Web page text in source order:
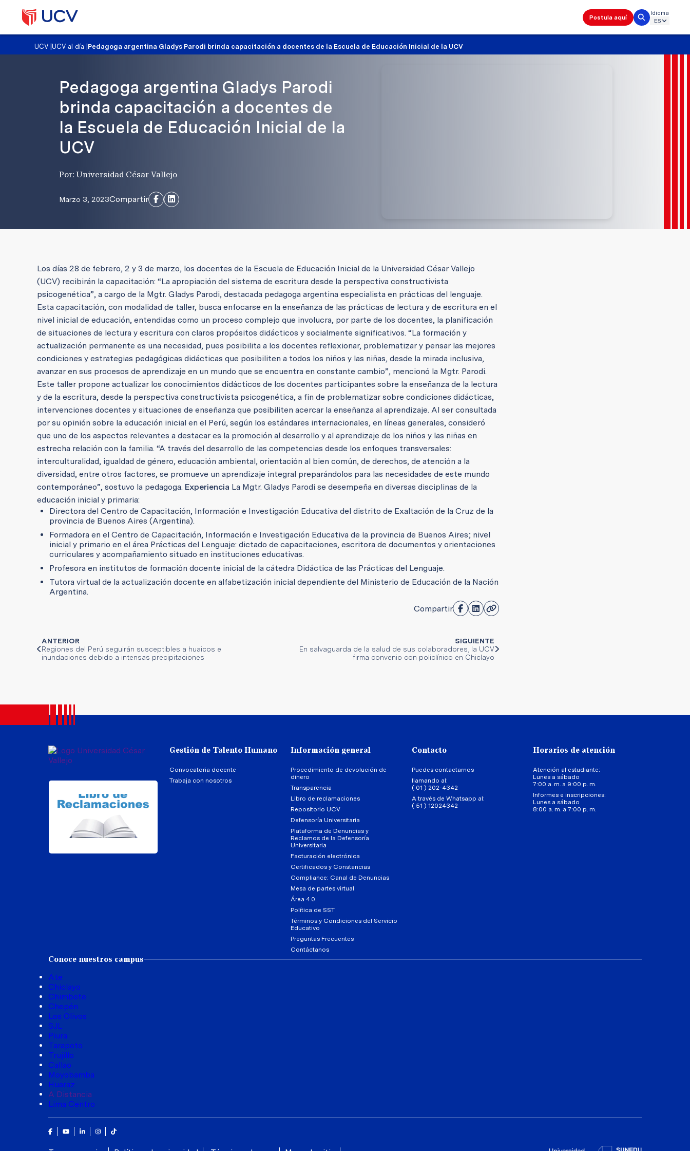
Postula aquí
Idioma
UCV |UCV al día Pedagoga argentina Gladys Parodi brinda capacitación a docentes de la Escuela de Educación Inicial de la UCV
Pedagoga argentina Gladys Parodi
brinda capacitación a docentes de
la Escuela de Educación Inicial de la
UCV
Por: Universidad César Vallejo
Marzo 3, 2023Compartir
Los días 28 de febrero, 2 y 3 de marzo, los docentes de la Escuela de Educación Inicial de la Universidad César Vallejo
(UCV) recibirán la capacitación: “La apropiación del sistema de escritura desde la perspectiva constructivista
psicogenética”, a cargo de la Mgtr. Gladys Parodi, destacada pedagoga argentina especialista en prácticas del lenguaje.
Esta capacitación, con modalidad de taller, busca enfocarse en la enseñanza de las prácticas de lectura y de escritura en el
nivel inicial de educación, entendidas como un proceso complejo que involucra, por parte de los docentes, la planificación
de situaciones de lectura y escritura con claros propósitos didácticos y socialmente significativos. “La formación y
actualización permanente es una necesidad, pues posibilita a los docentes reflexionar, problematizar y pensar las mejores
condiciones y estrategias pedagógicas didácticas que posibiliten a todos los niños y las niñas, desde la mirada inclusiva,
avanzar en sus procesos de aprendizaje en un mundo que se encuentra en constante cambio”, mencionó la Mgtr. Parodi.
Este taller propone actualizar los conocimientos didácticos de los docentes participantes sobre la enseñanza de la lectura
y de la escritura, desde la perspectiva constructivista psicogenética, a fin de problematizar sobre condiciones didácticas,
intervenciones docentes y situaciones de enseñanza que posibiliten acercar la enseñanza al aprendizaje. Al ser consultada
por su opinión sobre la educación inicial en el Perú, según los estándares internacionales, en líneas generales, consideró
que uno de los aspectos relevantes a destacar es la promoción al desarrollo y al aprendizaje de los niños y las niñas en
estrecha relación con la familia. “A través del desarrollo de las competencias desde los enfoques transversales:
interculturalidad, igualdad de género, educación ambiental, orientación al bien común, de derechos, de atención a la
diversidad, entre otros factores, se promueve un aprendizaje integral preparándolos para las necesidades de este mundo
contemporáneo”, sostuvo la pedagoga. Experiencia La Mgtr. Gladys Parodi se desempeña en diversas disciplinas de la
educación inicial y primaria:
Directora del Centro de Capacitación, Información e Investigación Educativa del distrito de Exaltación de la Cruz de la
provincia de Buenos Aires (Argentina).
Formadora en el Centro de Capacitación, Información e Investigación Educativa de la provincia de Buenos Aires; nivel
inicial y primario en el área Prácticas del Lenguaje: dictado de capacitaciones, escritora de documentos y orientaciones
curriculares y acompañamiento situado en instituciones educativas.
Profesora en institutos de formación docente inicial de la cátedra Didáctica de las Prácticas del Lenguaje.
Tutora virtual de la actualización docente en alfabetización inicial dependiente del Ministerio de Educación de la Nación
Argentina.
Compartir
ANTERIOR
Regiones del Perú seguirán susceptibles a huaicos e
inundaciones debido a intensas precipitaciones
SIGUIENTE
En salvaguarda de la salud de sus colaboradores, la UCV
firma convenio con policlínico en Chiclayo
Gestión de Talento Humano
Convocatoria docente
Trabaja con nosotros
Información general
Procedimiento de devolución de
dinero
Transparencia
Libro de reclamaciones
Repositorio UCV
Defensoría Universitaria
Plataforma de Denuncias y
Reclamos de la Defensoría
Universitaria
Facturación electrónica
Certificados y Constancias
Compliance: Canal de Denuncias
Mesa de partes virtual
Área 4.0
Política de SST
Términos y Condiciones del Servicio
Educativo
Preguntas Frecuentes
Contáctanos
Contacto
Puedes contactarnos
llamando al:
( 01 ) 202-4342
A través de Whatsapp al:
( 51 ) 12024342
Horarios de atención
Atención al estudiante:
Lunes a sábado
7:00 a. m. a 9:00 p. m.
Informes e inscripciones:
Lunes a sábado
8:00 a. m. a 7:00 p. m.
Conoce nuestros campus
Ate
Chiclayo
Chimbote
Chepén
Los Olivos
SJL
Piura
Tarapoto
Trujillo
Callao
Moyobamba
Huaraz
A Distancia
Lima Centro
Facebook
YoutubeLinkedinInstagram
Tik Tok